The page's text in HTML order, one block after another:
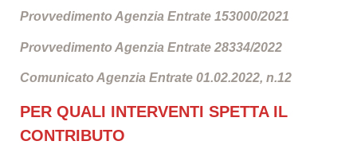
Provvedimento Agenzia Entrate 153000/2021
Provvedimento Agenzia Entrate 28334/2022
Comunicato Agenzia Entrate 01.02.2022, n.12
PER QUALI INTERVENTI SPETTA IL
CONTRIBUTO